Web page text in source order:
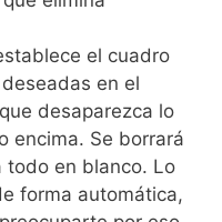
el cuadro
en el
desaparezca lo
encima. Se borrará
todo en blanco. Lo
forma automática,